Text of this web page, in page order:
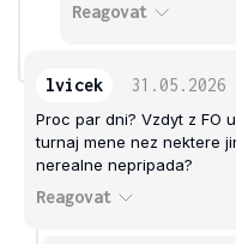
Reagovat
lvicek 31.05.2026
Proc par dni? Vzdyt z FO
turnaj mene nez nektere
nerealne nepripada?
Reagovat